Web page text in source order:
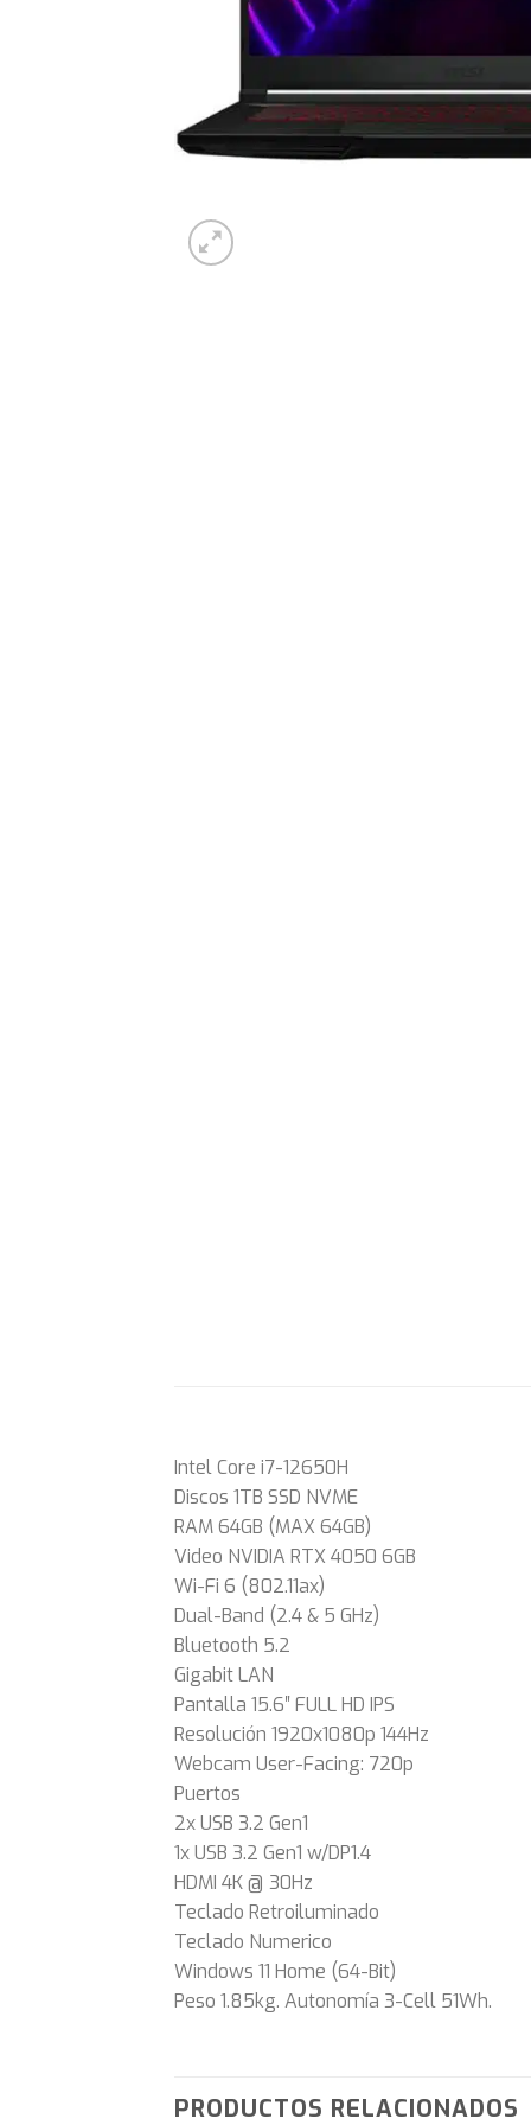
Intel Core i7-12650H
Discos 1TB SSD NVME
RAM 64GB (MAX 64GB)
Video NVIDIA RTX 4050 6GB
Wi-Fi 6 (802.11ax)
Dual-Band (2.4 & 5 GHz)
Bluetooth 5.2
Gigabit LAN
Pantalla 15.6″ FULL HD IPS
Resolución 1920x1080p 144Hz
Webcam User-Facing: 720p
Puertos
2x USB 3.2 Gen1
1x USB 3.2 Gen1 w/DP1.4
HDMI 4K @ 30Hz
Teclado Retroiluminado
Teclado Numerico
Windows 11 Home (64-Bit)
Peso 1.85kg. Autonomía 3-Cell 51Wh.
PRODUCTOS RELACIONADOS